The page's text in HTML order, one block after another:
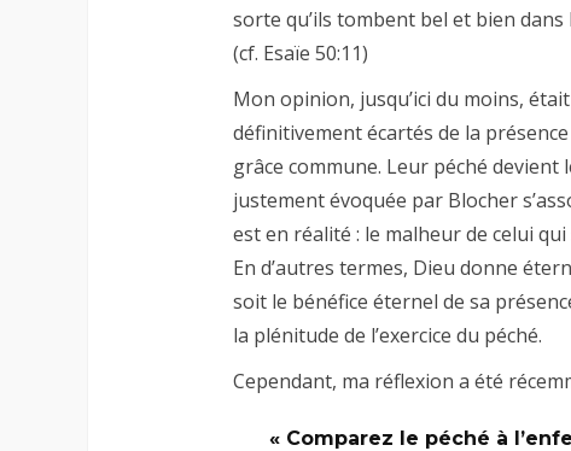
sorte qu’ils tombent bel et bien
(cf. Esaïe 50:11)
Mon opinion, jusqu’ici du moins,
définitivement écartés de la
grâce commune. Leur péché
justement évoquée par Blocher
est en réalité : le malheur de celui qui
En d’autres termes, Dieu donne
soit le bénéfice éternel de sa
la plénitude de l’exercice du péché.
Cependant, ma réflexion a été
« Comparez le péché à